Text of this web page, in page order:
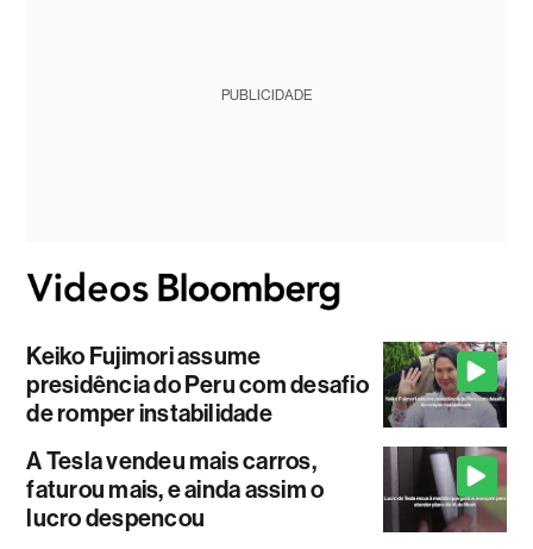
PUBLICIDADE
Keiko Fujimori assume
presidência do Peru com desafio
de romper instabilidade
A Tesla vendeu mais carros,
faturou mais, e ainda assim o
lucro despencou